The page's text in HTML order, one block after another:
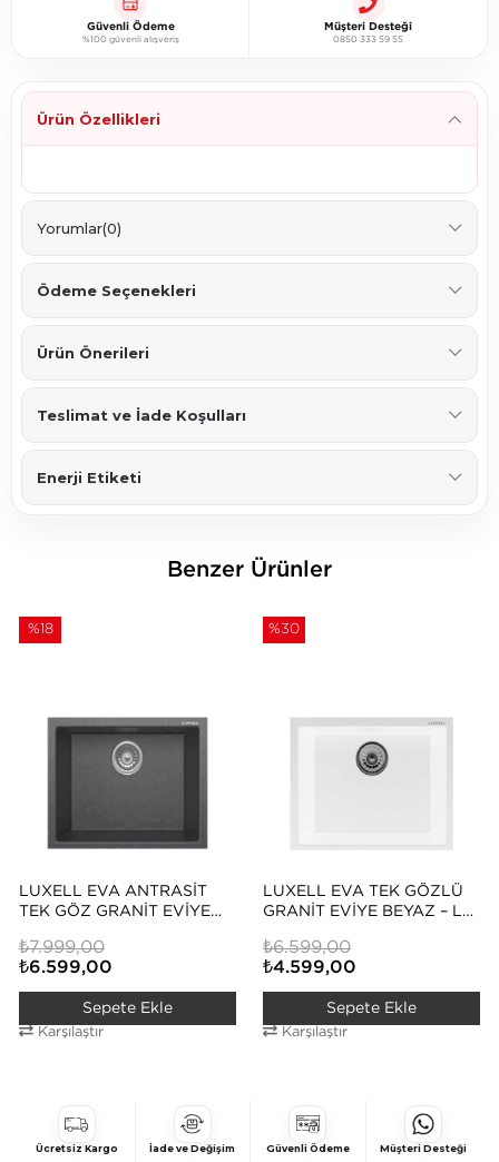
Güvenli Ödeme
%100 güvenli alışveriş
Müşteri Desteği
0850 333 59 55
Ürün Özellikleri
Yorumlar(0)
Ödeme Seçenekleri
Ürün Önerileri
Teslimat ve İade Koşulları
Enerji Etiketi
Benzer Ürünler
LUXELL EVA ANTRASIT
TEK GÖZ GRANIT EVIYE
₺6.599,00
₺7.999,00
Sepete Ekle
Karşılaştır
%18
LUXELL EVA TEK GÖZLÜ
GRANIT EVIYE BEYAZ – LX-
₺4.599,00
₺6.599,00
Sepete Ekle
Karşılaştır
%30
Ücretsiz Kargo İade ve Değişim Güvenli Ödeme Müşteri Desteği